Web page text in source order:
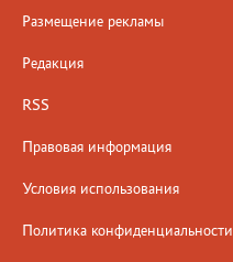
Размещение рекламы
Редакция
RSS
Правовая информация
Условия использования
Политика конфиденциальности